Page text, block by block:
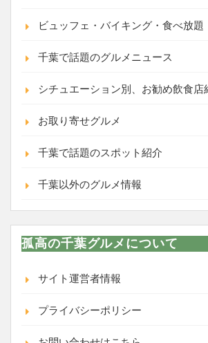
ビュッフェ・バイキング・食べ放題
千葉で話題のグルメニュース
シチュエーション別、お勧め飲食店
お取り寄せグルメ
千葉で話題のスポット紹介
千葉以外のグルメ情報
孤高の千葉グルメについて
サイト運営者情報
プライバシーポリシー